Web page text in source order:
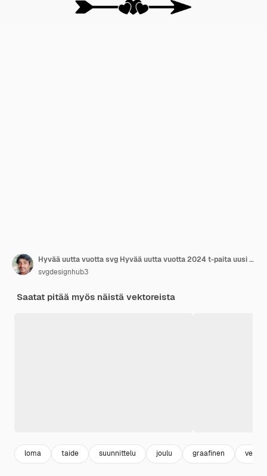
Hyvää uutta vuotta svg Hyvää uutta vuotta 2024 t-paita uusi vuosi svg -paketti Leikkuutiedosto Cricut Silhouette
svgdesignhub3
Saatat pitää myös näistä vektoreista
loma taide suunnittelu joulu graafinen